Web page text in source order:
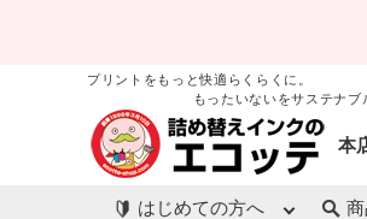
プリントをもっと快適らくらくに。
もったいないをサステナブ
本
はじめての方へ